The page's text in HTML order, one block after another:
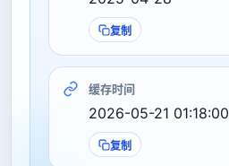
复制
缓存时间
2026-05-21 01:18:00
复制